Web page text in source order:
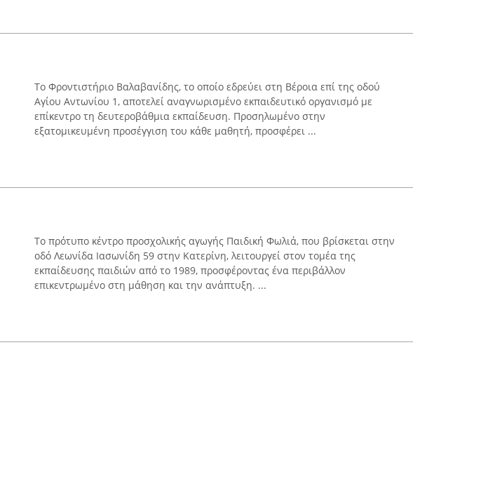
Το Φροντιστήριο Βαλαβανίδης, το οποίο εδρεύει στη Βέροια επί της οδού
Αγίου Αντωνίου 1, αποτελεί αναγνωρισμένο εκπαιδευτικό οργανισμό με
επίκεντρο τη δευτεροβάθμια εκπαίδευση. Προσηλωμένο στην
εξατομικευμένη προσέγγιση του κάθε μαθητή, προσφέρει ...
Το πρότυπο κέντρο προσχολικής αγωγής Παιδική Φωλιά, που βρίσκεται στην
οδό Λεωνίδα Ιασωνίδη 59 στην Κατερίνη, λειτουργεί στον τομέα της
εκπαίδευσης παιδιών από το 1989, προσφέροντας ένα περιβάλλον
επικεντρωμένο στη μάθηση και την ανάπτυξη. ...